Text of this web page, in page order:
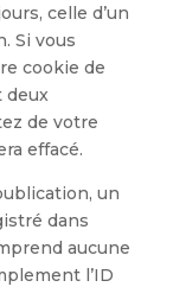
celle d’un
Si vous
cookie de
deux
de votre
effacé.
un
dans
aucune
l’ID